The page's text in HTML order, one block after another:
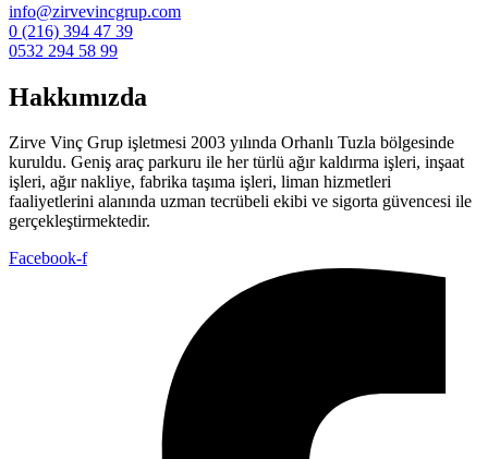
info@zirvevincgrup.com
0 (216) 394 47 39
0532 294 58 99
Hakkımızda
Zirve Vinç Grup işletmesi 2003 yılında Orhanlı Tuzla bölgesinde
kuruldu. Geniş araç parkuru ile her türlü ağır kaldırma işleri, inşaat
işleri, ağır nakliye, fabrika taşıma işleri, liman hizmetleri
faaliyetlerini alanında uzman tecrübeli ekibi ve sigorta güvencesi ile
gerçekleştirmektedir.
Facebook-f